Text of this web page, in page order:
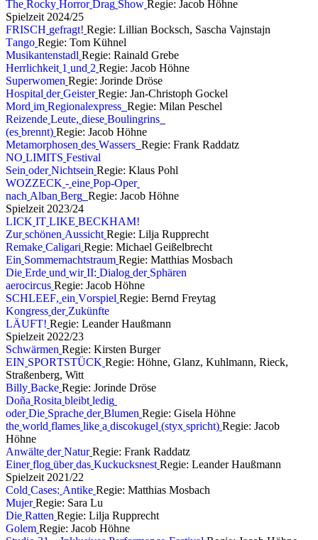
The Rocky Horror Drag Show Regie: Jacob Höhne
Spielzeit 2024/25
FRISCH gefragt! Regie: Lillian Bocksch, Sascha Vajnstajn
Tango Regie: Tom Kühnel
Musikantenstadl Regie: Rainald Grebe
Herrlichkeit 1 und 2 Regie: Jacob Höhne
Superwomen Regie: Jorinde Dröse
Hospital der Geister Regie: Jan-Christoph Gockel
Mord im Regionalexpress Regie: Milan Peschel
Reizende Leute, diese Boulingrins
(es brennt) Regie: Jacob Höhne
Metamorphosen des Wassers Regie: Frank Raddatz
NO LIMITS Festival
Sein oder Nichtsein Regie: Klaus Pohl
WOZZECK - eine Pop-Oper
nach Alban Berg Regie: Jacob Höhne
Spielzeit 2023/24
LICK IT LIKE BECKHAM!
Zur schönen Aussicht Regie: Lilja Rupprecht
Remake Caligari Regie: Michael Geißelbrecht
Ein Sommernachtstraum Regie: Matthias Mosbach
Die Erde und wir II: Dialog der Sphären
aerocircus Regie: Jacob Höhne
SCHLEEF, ein Vorspiel Regie: Bernd Freytag
Kongress der Zukünfte
LÄUFT! Regie: Leander Haußmann
Spielzeit 2022/23
Schwärmen Regie: Kirsten Burger
EIN SPORTSTÜCK Regie: Höhne, Glanz, Kuhlmann, Rieck,
Straßenberg, Witt
Billy Backe Regie: Jorinde Dröse
Doña Rosita bleibt ledig
oder Die Sprache der Blumen Regie: Gisela Höhne
the world flames like a discokugel (styx spricht) Regie: Jacob
Höhne
Anwälte der Natur Regie: Frank Raddatz
Einer flog über das Kuckucksnest Regie: Leander Haußmann
Spielzeit 2021/22
Cold Cases: Antike Regie: Matthias Mosbach
Mujer Regie: Sara Lu
Die Ratten Regie: Lilja Rupprecht
Golem Regie: Jacob Höhne